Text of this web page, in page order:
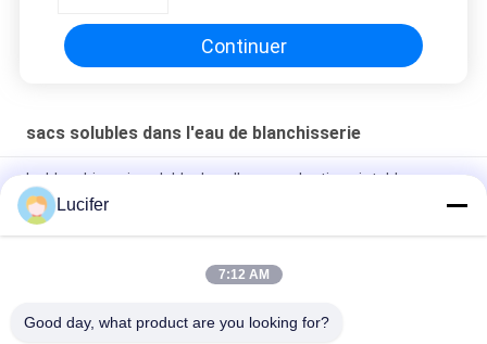
Continuer
sacs solubles dans l'eau de blanchisserie
La blanchisserie soluble dans l'eau en plastique jetable rouge
met en sac pour médical/hôpital
Sac soluble dans l'eau jetable de blanchisserie de PVA, sacs
Lucifer
7:12 AM
Good day, what product are you looking for?